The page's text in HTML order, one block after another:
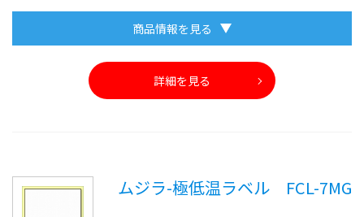
商品情報を見る
詳細を見る
ムジラ-極低温ラベル FCL-7MG